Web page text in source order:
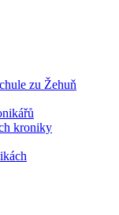
zu Žehuň
kroniky